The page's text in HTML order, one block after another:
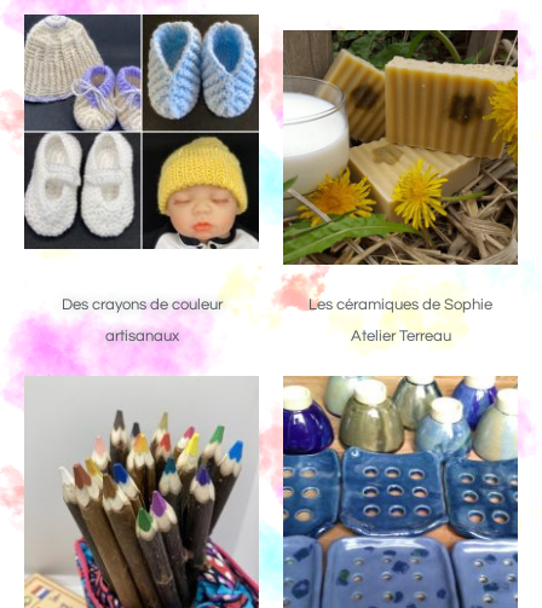
Des crayons de couleur
artisanaux
Les céramiques de Sophie
Atelier Terreau